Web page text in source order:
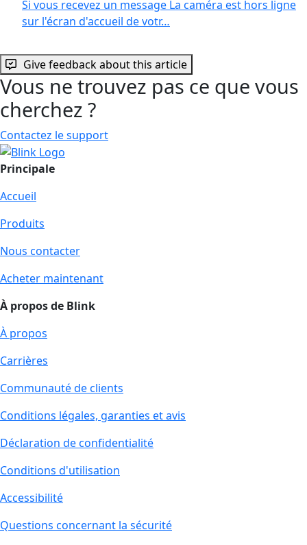
Si vous recevez un message La caméra est hors ligne
sur l'écran d'accueil de votr…
Give feedback about this article
Vous ne trouvez pas ce que vous
cherchez ?
Contactez le support
Principale
Accueil
Produits
Nous contacter
Acheter maintenant
À propos de Blink
À propos
Carrières
Communauté de clients
Conditions légales, garanties et avis
Déclaration de confidentialité
Conditions d'utilisation
Accessibilité
Questions concernant la sécurité